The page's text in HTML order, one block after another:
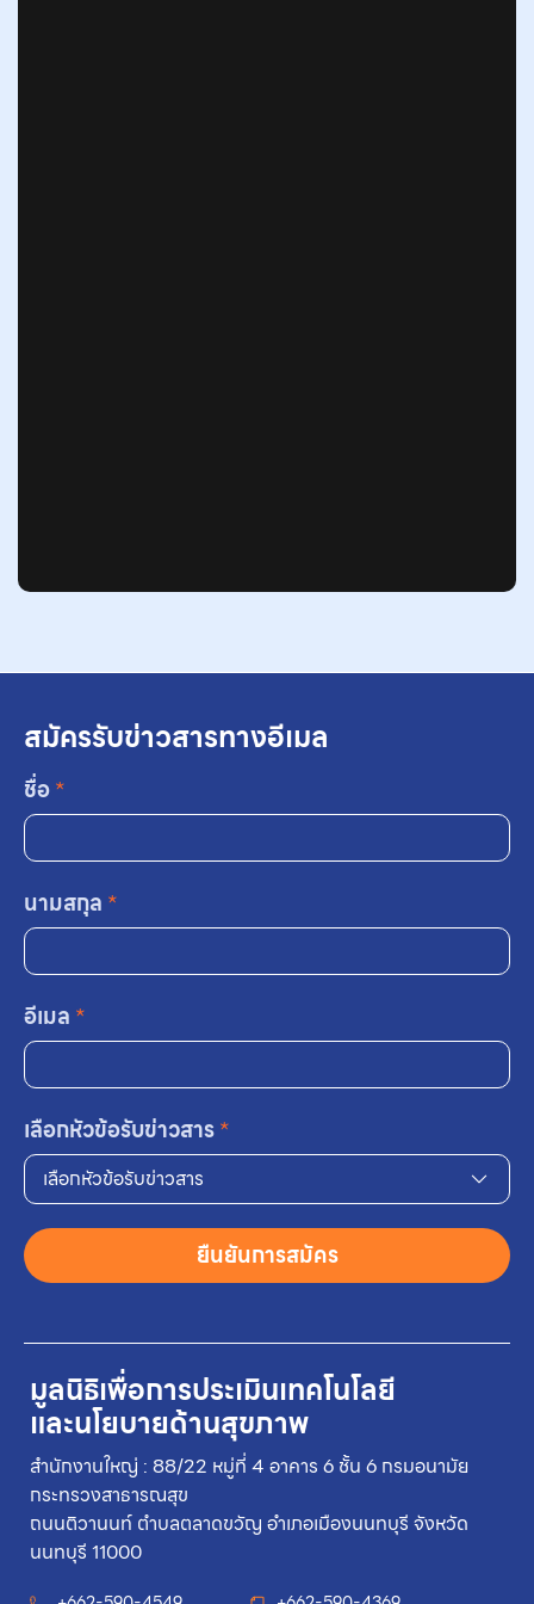
มูลนิธิเพื่อการประเมินเทคโนโลยี
และนโยบายด้านสุขภาพ
สำนักงานใหญ่ : 88/22 หมู่ที่ 4 อาคาร 6 ชั้น 6 กรมอนามัย
กระทรวงสาธารณสุข
ถนนติวานนท์ ตำบลตลาดขวัญ อำเภอเมืองนนทบุรี จังหวัด
นนทบุรี 11000
สมัครรับข่าวสารทางอีเมล
ชื่อ*
นามสกุล *
อีเมล *
เลือกหัวข้อรับข่าวสาร*
เลือกหัวข้อรับข่าวสาร
ยืนยันการสมัคร